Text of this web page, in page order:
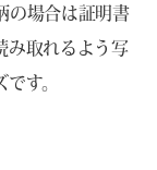
の場合は証明書
み取れるよう写
す。